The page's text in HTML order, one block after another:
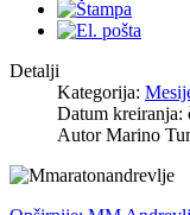
Detalji
Kategorija:
Datum kreiranja:
Autor Marino